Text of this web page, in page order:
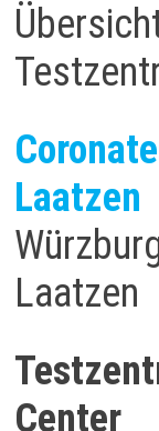
Laatzen
Laatzen
Center